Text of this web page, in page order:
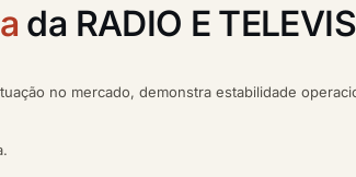
da RADIO E
no mercado, demonstra estabilidade